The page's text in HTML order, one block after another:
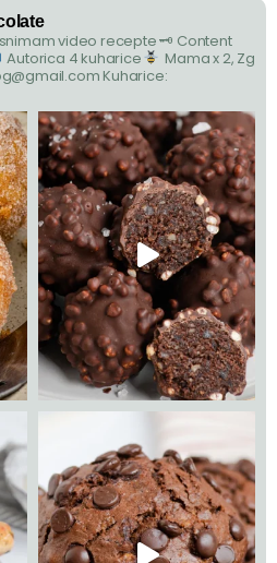
video recepte🗝 Content
Autorica 4 kuharice
Mama x 2, Zg
Kuharice: